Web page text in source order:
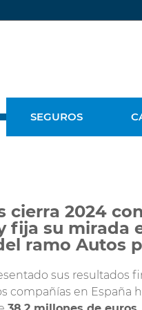
SEGUROS
Seguro por Días
Seguro Auto
Seguro para
Autocaravana
cierra 2024
fija su mirada
ramo Autos
sus resultados
compañías en España